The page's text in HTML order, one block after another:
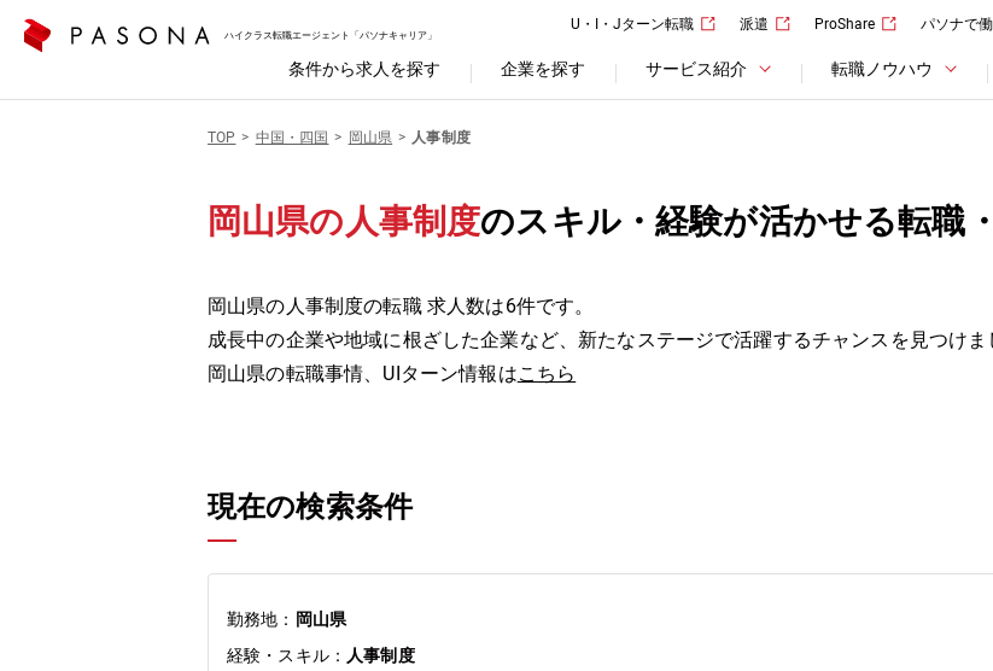
ハイクラス転職エージェント「パソナキャリア」
U・I・Jターン転職 派遣 ProShare パソナで働
条件から求人を探す 企業を探す サービス紹介 転職ノウハウ
TOP 中国・四国 岡山県 人事制度
岡山県の人事制度のスキル・経験が活かせる転職
岡山県の人事制度の転職 求人数は6件です。
成長中の企業や地域に根ざした企業など、新たなステージで活躍するチャンスを見つけま
岡山県の転職事情、UIターン情報はこちら
現在の検索条件
勤務地： 岡山県
経験・スキル： 人事制度